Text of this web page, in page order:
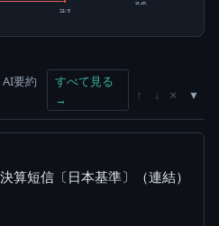
25/9
10.49%
要約
すべて見る
→
↑ ↓ ×
短信〔日本基準〕（連結）